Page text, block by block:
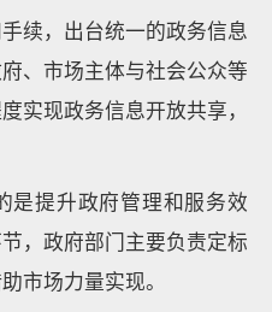
续，出台统一的政务信息
、市场主体与社会公众等
实现政务信息开放共享，
是提升政府管理和服务效
，政府部门主要负责定标
市场力量实现。